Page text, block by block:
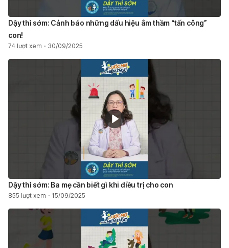
Dậy thì sớm: Cảnh báo những dấu hiệu âm thầm “tấn công”
con!
74 lượt xem 30/09/2025
Dậy thì sớm: Ba mẹ cần biết gì khi điều trị cho con
855 lượt xem 15/09/2025